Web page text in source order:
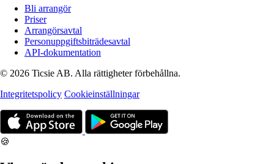
Bli arrangör
Priser
Arrangörsavtal
Personuppgiftsbiträdesavtal
API-dokumentation
© 2026 Ticsie AB. Alla rättigheter förbehållna.
Integritetspolicy Cookieinställningar
🍪